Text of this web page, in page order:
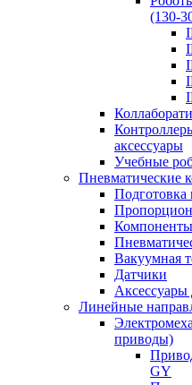
(130-
аксессуары
Учебные
Пневматические
Подготовка
Компоненты
Вакуумная
Датчики
Линейные
приводы)
GY